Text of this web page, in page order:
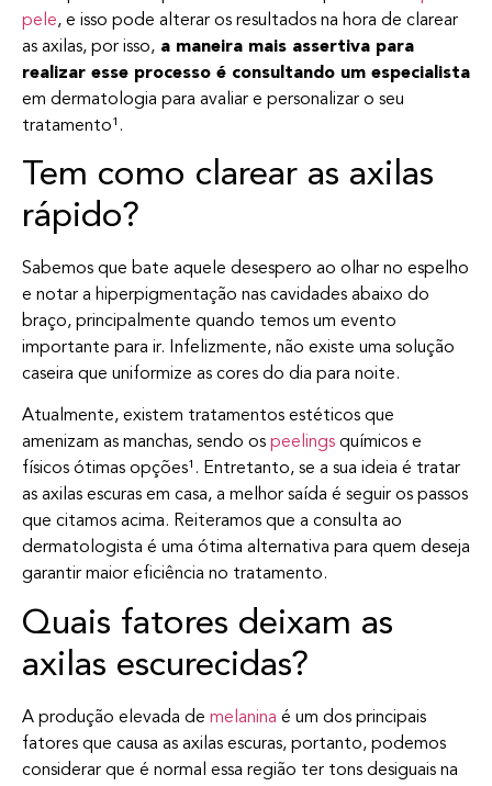
pele, e isso pode alterar os resultados na hora de clarear
as axilas, por isso, a maneira mais assertiva para
realizar esse processo é consultando um especialista
em dermatologia para avaliar e personalizar o seu
tratamento¹.
Tem como clarear as axilas
rápido?
Sabemos que bate aquele desespero ao olhar no espelho
e notar a hiperpigmentação nas cavidades abaixo do
braço, principalmente quando temos um evento
importante para ir. Infelizmente, não existe uma solução
caseira que uniformize as cores do dia para noite.
Atualmente, existem tratamentos estéticos que
amenizam as manchas, sendo os peelings químicos e
físicos ótimas opções¹. Entretanto, se a sua ideia é tratar
as axilas escuras em casa, a melhor saída é seguir os passos
que citamos acima. Reiteramos que a consulta ao
dermatologista é uma ótima alternativa para quem deseja
garantir maior eficiência no tratamento.
Quais fatores deixam as
axilas escurecidas?
A produção elevada de melanina é um dos principais
fatores que causa as axilas escuras, portanto, podemos
considerar que é normal essa região ter tons desiguais na